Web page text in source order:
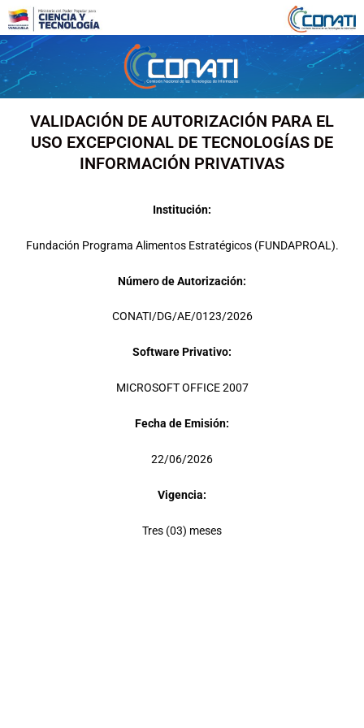
contenido
VALIDACIÓN DE AUTORIZACIÓN PARA EL
USO EXCEPCIONAL DE TECNOLOGÍAS DE
INFORMACIÓN PRIVATIVAS
Institución:
Fundación Programa Alimentos Estratégicos (FUNDAPROAL).
Número de Autorización:
CONATI/DG/AE/0123/2026
Software Privativo:
MICROSOFT OFFICE 2007
Fecha de Emisión:
22/06/2026
Vigencia:
Tres (03) meses